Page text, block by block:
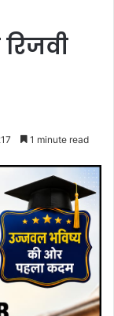
1 minute read